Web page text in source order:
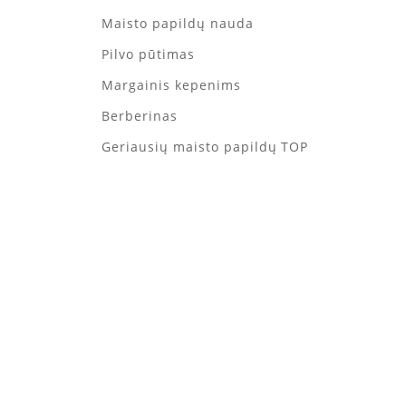
Maisto papildų nauda
Pilvo pūtimas
Margainis kepenims
Berberinas
Geriausių maisto papildų TOP